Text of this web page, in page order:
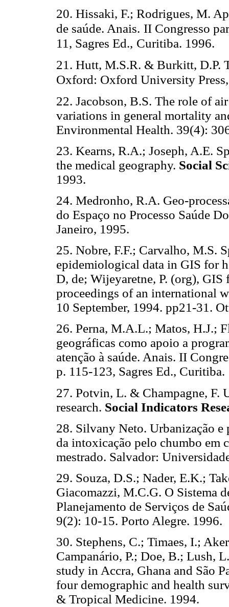
20. Hissaki, F.; Rodrigues, M.
de saúde. Anais. II Congresso
11, Sagres Ed., Curitiba. 1996.
21. Hutt, M.S.R. & Burkitt, D.P.
Oxford: Oxford University
22. Jacobson, B.S. The role of
variations in general mortality
Environmental Health. 39(4):
23. Kearns, R.A.; Joseph, A.E.
the medical geography. Social
1993.
24. Medronho, R.A. Geo-
do Espaço no Processo Saúde
Janeiro, 1995.
25. Nobre, F.F.; Carvalho, M.S.
epidemiological data in GIS for
D, de; Wijeyaretne, P. (org),
proceedings of an international
10 September, 1994. pp21-31.
26. Perna, M.A.L.; Matos, H.J.;
geográficas como apoio a
atenção à saúde. Anais. II
p. 115-123, Sagres Ed., Curitiba.
27. Potvin, L. & Champagne,
research. Social Indicators
28. Silvany Neto. Urbanização
da intoxicação pelo chumbo em
mestrado. Salvador:
29. Souza, D.S.; Nader, E.K.;
Giacomazzi, M.C.G. O Sistema
Planejamento de Serviços de
9(2): 10-15. Porto Alegre. 1996.
30. Stephens, C.; Timaes, I.;
Campanário, P.; Doe, B.; Lush,
study in Accra, Ghana and São
four demographic and health
& Tropical Medicine. 1994.